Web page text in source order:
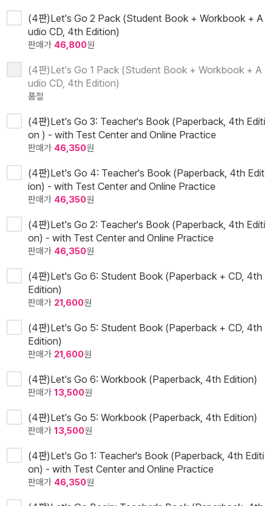
(4판)Let's Go 2 Pack (Student Book + Workbook + A
udio CD, 4th Edition)
판매가 46,800원
(4판)Let's Go 1 Pack (Student Book + Workbook + A
udio CD, 4th Edition)
품절
(4판)Let's Go 3: Teacher's Book (Paperback, 4th Editi
on ) - with Test Center and Online Practice
판매가 46,350원
(4판)Let's Go 4: Teacher's Book (Paperback, 4th Edit
ion) - with Test Center and Online Practice
판매가 46,350원
(4판)Let's Go 2: Teacher's Book (Paperback, 4th Editi
on) - with Test Center and Online Practice
판매가 46,350원
(4판)Let's Go 6: Student Book (Paperback + CD, 4th
Edition)
판매가 21,600원
(4판)Let's Go 5: Student Book (Paperback + CD, 4th
Edition)
판매가 21,600원
(4판)Let's Go 6: Workbook (Paperback, 4th Edition)
판매가 13,500원
(4판)Let's Go 5: Workbook (Paperback, 4th Edition)
판매가 13,500원
(4판)Let's Go 1: Teacher's Book (Paperback, 4th Editi
on) - with Test Center and Online Practice
판매가 46,350원